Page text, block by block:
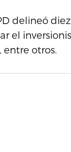
delineó
el
otros.